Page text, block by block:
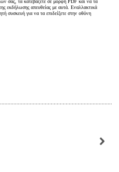
σας, τα κατεβάζετε σε μορφή PDF και να τα
εκδήλωσης απευθείας με αυτά. Εναλλακτικά
συσκευή για να τα επιδείξετε στην οθόνη